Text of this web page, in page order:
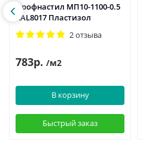
Профнастил МП10-1100-0.5
RAL8017 Пластизол
2 отзыва
783р. /м2
В корзину
Быстрый заказ